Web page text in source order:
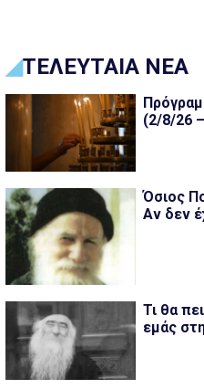
ΤΕΛΕΥΤΑΙΑ ΝΕΑ
(2/8/26
Όσιος
Αν δεν
Τι θα
εμάς